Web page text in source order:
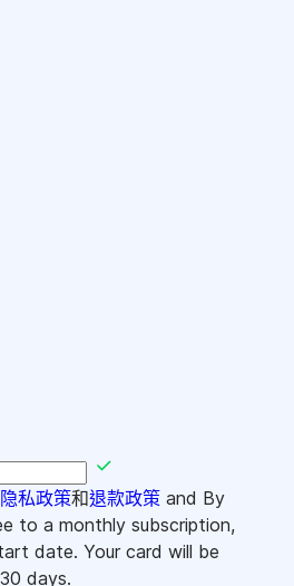
隐私政策和退款政策 and By
to a monthly subscription,
date. Your card will be
days.